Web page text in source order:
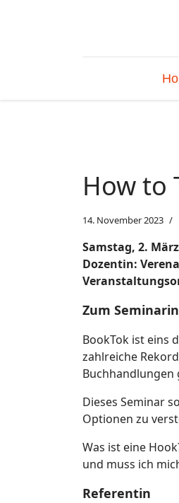
How to
14. November 2023
Samstag, 2.
Dozentin:
Zum
BookTok ist eins
zahlreiche
Buchhandlungen
Dieses Seminar
Optionen zu
Was ist eine
und muss ich
Referentin